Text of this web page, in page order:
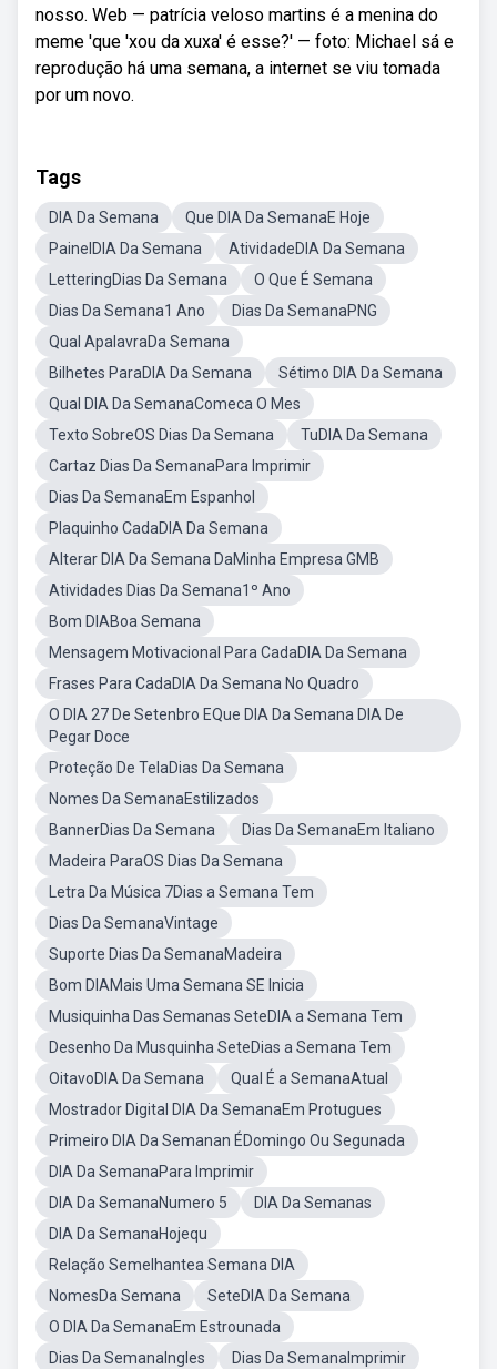
nosso. Web — patrícia veloso martins é a menina do
meme 'que 'xou da xuxa' é esse?' — foto: Michael sá e
reprodução há uma semana, a internet se viu tomada
por um novo.
Tags
DIA Da Semana
Que DIA Da SemanaE Hoje
PainelDIA Da Semana
AtividadeDIA Da Semana
LetteringDias Da Semana
O Que É Semana
Dias Da Semana1 Ano
Dias Da SemanaPNG
Qual ApalavraDa Semana
Bilhetes ParaDIA Da Semana
Sétimo DIA Da Semana
Qual DIA Da SemanaComeca O Mes
Texto SobreOS Dias Da Semana
TuDIA Da Semana
Cartaz Dias Da SemanaPara Imprimir
Dias Da SemanaEm Espanhol
Plaquinho CadaDIA Da Semana
Alterar DIA Da Semana DaMinha Empresa GMB
Atividades Dias Da Semana1º Ano
Bom DIABoa Semana
Mensagem Motivacional Para CadaDIA Da Semana
Frases Para CadaDIA Da Semana No Quadro
O DIA 27 De Setenbro EQue DIA Da Semana DIA De
Pegar Doce
Proteção De TelaDias Da Semana
Nomes Da SemanaEstilizados
BannerDias Da Semana
Dias Da SemanaEm Italiano
Madeira ParaOS Dias Da Semana
Letra Da Música 7Dias a Semana Tem
Dias Da SemanaVintage
Suporte Dias Da SemanaMadeira
Bom DIAMais Uma Semana SE Inicia
Musiquinha Das Semanas SeteDIA a Semana Tem
Desenho Da Musquinha SeteDias a Semana Tem
OitavoDIA Da Semana
Qual É a SemanaAtual
Mostrador Digital DIA Da SemanaEm Protugues
Primeiro DIA Da Semanan ÉDomingo Ou Segunada
DIA Da SemanaPara Imprimir
DIA Da SemanaNumero 5
DIA Da Semanas
DIA Da SemanaHojequ
Relação Semelhantea Semana DIA
NomesDa Semana
SeteDIA Da Semana
O DIA Da SemanaEm Estrounada
Dias Da SemanaIngles
Dias Da SemanaImprimir